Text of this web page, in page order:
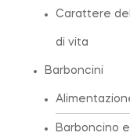
Carattere
di vita
Barboncini
Barboncino